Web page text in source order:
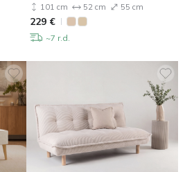
101 cm 52 cm 55 cm
229 €
~7 r.d.